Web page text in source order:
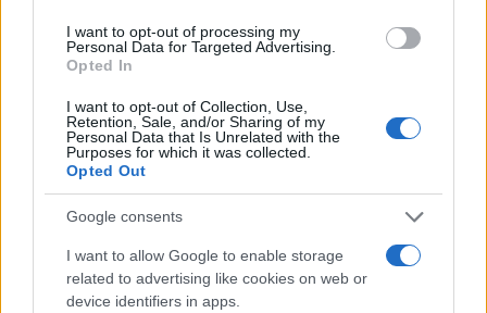
I want to opt-out of processing my
Personal Data for Targeted Advertising.
Opted In
I want to opt-out of Collection, Use,
Retention, Sale, and/or Sharing of my
Personal Data that Is Unrelated with the
Purposes for which it was collected.
Opted Out
Google consents
I want to allow Google to enable storage
related to advertising like cookies on web or
device identifiers in apps.
προφυλακτήρα.